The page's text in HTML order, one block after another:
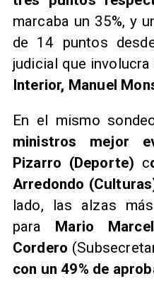
marcaba un 35%, y
de 14 puntos
judicial que involucra
Interior, Manuel
En el mismo
ministros mejor
Pizarro (Deporte) c
Arredondo
lado, las alzas
para Mario Marcel
Cordero
con un 49% de